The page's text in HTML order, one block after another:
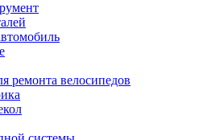
ремонта велосипедов